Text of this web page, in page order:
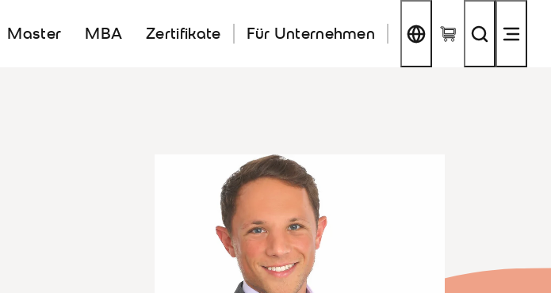
Master MBA Zertifikate Für Unternehmen